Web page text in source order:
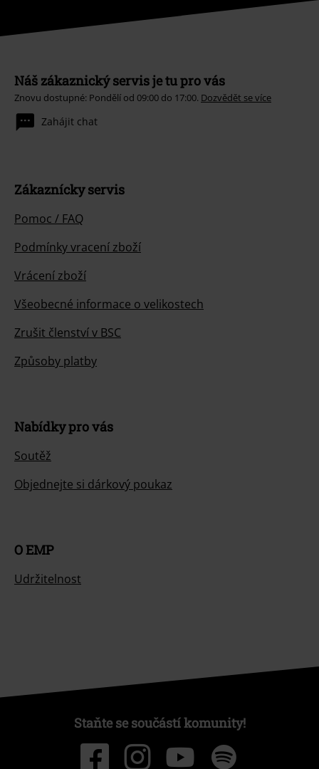
Náš zákaznický servis je tu pro vás
Znovu dostupné: Pondělí od 09:00 do 17:00. Dozvědět se více
Zahájit chat
Zákaznícky servis
Pomoc / FAQ
Podmínky vracení zboží
Vrácení zboží
Všeobecné informace o velikostech
Zrušit členství v BSC
Způsoby platby
Nabídky pro vás
Soutěž
Objednejte si dárkový poukaz
O EMP
Udržitelnost
Staňte se součástí komunity!